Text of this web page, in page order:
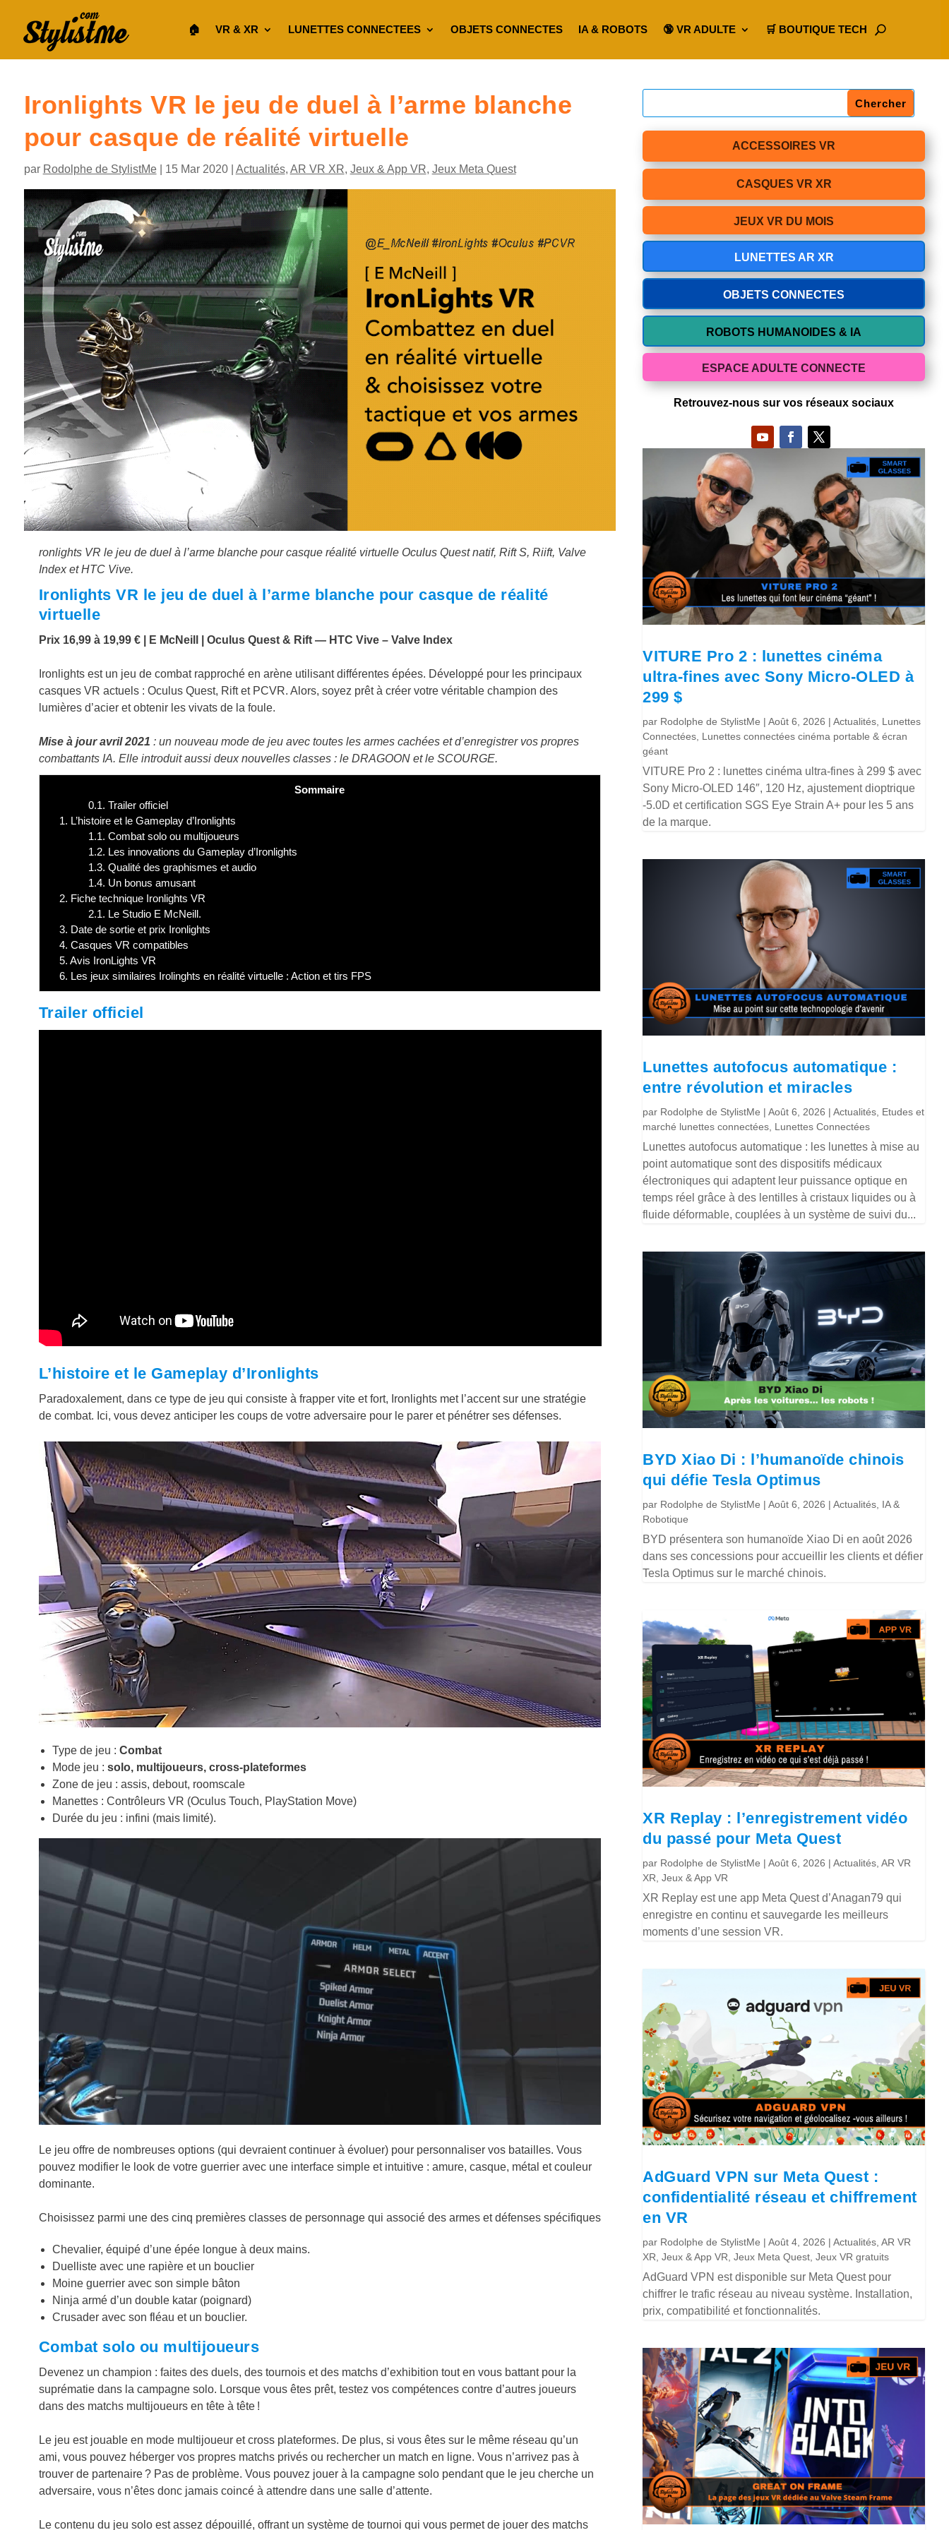
🏠︎ VR & XR LUNETTES CONNECTEES OBJETS CONNECTES IA & ROBOTS 🔞 VR ADULTE 🛒 BOUTIQUE TECH
Ironlights VR le jeu de duel à l’arme blanche
pour casque de réalité virtuelle
par Rodolphe de StylistMe| 15 Mar 2020| Actualités, AR VR XR, Jeux & App VR, Jeux Meta Quest
ronlights VR le jeu de duel à l’arme blanche pour casque réalité virtuelle Oculus Quest natif, Rift S, Riift, Valve
Index et HTC Vive.
Ironlights VR le jeu de duel à l’arme blanche pour casque de réalité
virtuelle
Prix 16,99 à 19,99 € | E McNeill | Oculus Quest & Rift — HTC Vive – Valve Index
Ironlights est un jeu de combat rapproché en arène utilisant différentes épées. Développé pour les principaux
casques VR actuels : Oculus Quest, Rift et PCVR. Alors, soyez prêt à créer votre véritable champion des
lumières d’acier et obtenir les vivats de la foule.
Mise à jour avril 2021 : un nouveau mode de jeu avec toutes les armes cachées et d’enregistrer vos propres
combattants IA. Elle introduit aussi deux nouvelles classes : le DRAGOON et le SCOURGE.
Sommaire
0.1. Trailer officiel
1. L’histoire et le Gameplay d’Ironlights
1.1. Combat solo ou multijoueurs
1.2. Les innovations du Gameplay d’Ironlights
1.3. Qualité des graphismes et audio
1.4. Un bonus amusant
2. Fiche technique Ironlights VR
2.1. Le Studio E McNeill.
3. Date de sortie et prix Ironlights
4. Casques VR compatibles
5. Avis IronLights VR
6. Les jeux similaires Irolinghts en réalité virtuelle : Action et tirs FPS
Trailer officiel
L’histoire et le Gameplay d’Ironlights
Paradoxalement, dans ce type de jeu qui consiste à frapper vite et fort, Ironlights met l’accent sur une stratégie
de combat. Ici, vous devez anticiper les coups de votre adversaire pour le parer et pénétrer ses défenses.
Type de jeu : Combat
Mode jeu : solo, multijoueurs, cross-plateformes
Zone de jeu : assis, debout, roomscale
Manettes : Contrôleurs VR (Oculus Touch, PlayStation Move)
Durée du jeu : infini (mais limité).
Le jeu offre de nombreuses options (qui devraient continuer à évoluer) pour personnaliser vos batailles. Vous
pouvez modifier le look de votre guerrier avec une interface simple et intuitive : amure, casque, métal et couleur
dominante.
Choisissez parmi une des cinq premières classes de personnage qui associé des armes et défenses spécifiques
Chevalier, équipé d’une épée longue à deux mains.
Duelliste avec une rapière et un bouclier
Moine guerrier avec son simple bâton
Ninja armé d’un double katar (poignard)
Crusader avec son fléau et un bouclier.
Combat solo ou multijoueurs
Devenez un champion : faites des duels, des tournois et des matchs d’exhibition tout en vous battant pour la
suprématie dans la campagne solo. Lorsque vous êtes prêt, testez vos compétences contre d’autres joueurs
dans des matchs multijoueurs en tête à tête !
Le jeu est jouable en mode multijoueur et cross plateformes. De plus, si vous êtes sur le même réseau qu’un
ami, vous pouvez héberger vos propres matchs privés ou rechercher un match en ligne. Vous n’arrivez pas à
trouver de partenaire ? Pas de problème. Vous pouvez jouer à la campagne solo pendant que le jeu cherche un
adversaire, vous n’êtes donc jamais coincé à attendre dans une salle d’attente.
Le contenu du jeu solo est assez dépouillé, offrant un système de tournoi qui vous permet de jouer des matchs
ACCESSOIRES VR
CASQUES VR XR
JEUX VR DU MOIS
LUNETTES AR XR
OBJETS CONNECTES
ROBOTS HUMANOIDES & IA
ESPACE ADULTE CONNECTE
Retrouvez-nous sur vos réseaux sociaux
VITURE Pro 2 : lunettes cinéma
ultra-fines avec Sony Micro-OLED à
299 $
par Rodolphe de StylistMe |Août 6, 2026 |Actualités Lunettes
Connectées Lunettes connectées cinéma portable & écran
géant
VITURE Pro 2 : lunettes cinéma ultra-fines à 299 $ avec
Sony Micro-OLED 146″, 120 Hz, ajustement dioptrique
-5.0D et certification SGS Eye Strain A+ pour les 5 ans
de la marque.
Lunettes autofocus automatique :
entre révolution et miracles
par Rodolphe de StylistMe |Août 6, 2026 |Actualités Etudes et
marché lunettes connectées Lunettes Connectées
Lunettes autofocus automatique : les lunettes à mise au
point automatique sont des dispositifs médicaux
électroniques qui adaptent leur puissance optique en
temps réel grâce à des lentilles à cristaux liquides ou à
fluide déformable, couplées à un système de suivi du...
BYD Xiao Di : l’humanoïde chinois
qui défie Tesla Optimus
par Rodolphe de StylistMe |Août 6, 2026 |Actualités IA &
Robotique
BYD présentera son humanoïde Xiao Di en août 2026
dans ses concessions pour accueillir les clients et défier
Tesla Optimus sur le marché chinois.
XR Replay : l’enregistrement vidéo
du passé pour Meta Quest
par Rodolphe de StylistMe |Août 6, 2026 |Actualités ,AR VR
XR ,Jeux & App VR
XR Replay est une app Meta Quest d’Anagan79 qui
enregistre en continu et sauvegarde les meilleurs
moments d’une session VR.
AdGuard VPN sur Meta Quest :
confidentialité réseau et chiffrement
en VR
par Rodolphe de StylistMe |Août 4, 2026 |Actualités ,AR VR
XR ,Jeux & App VR ,Jeux Meta Quest ,Jeux VR gratuits
AdGuard VPN est disponible sur Meta Quest pour
chiffrer le trafic réseau au niveau système. Installation,
prix, compatibilité et fonctionnalités.